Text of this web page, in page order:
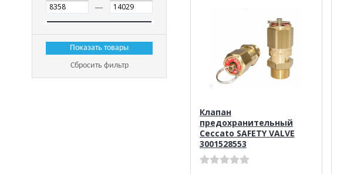
—
Сбросить фильтр
Клапан
предохранительный
Ceccato SAFETY VALVE
3001528553